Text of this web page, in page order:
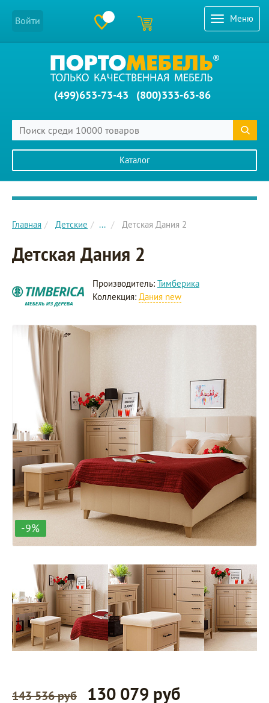
Меню
Войти
(499)653-73-43 (800)333-63-86
Каталог
Главное меню сайта
Главная Детские ... Детская Дания 2
Детская Дания 2
Производитель: Тимберика
Коллекция: Дания new
-9%
143 536 руб 130 079 руб